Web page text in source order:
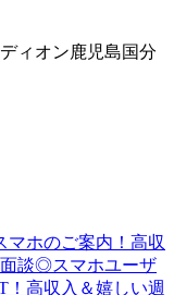
ィオン鹿児島国分
マホのご案内！高収
面談◎スマホユーザ
高収入＆嬉しい週